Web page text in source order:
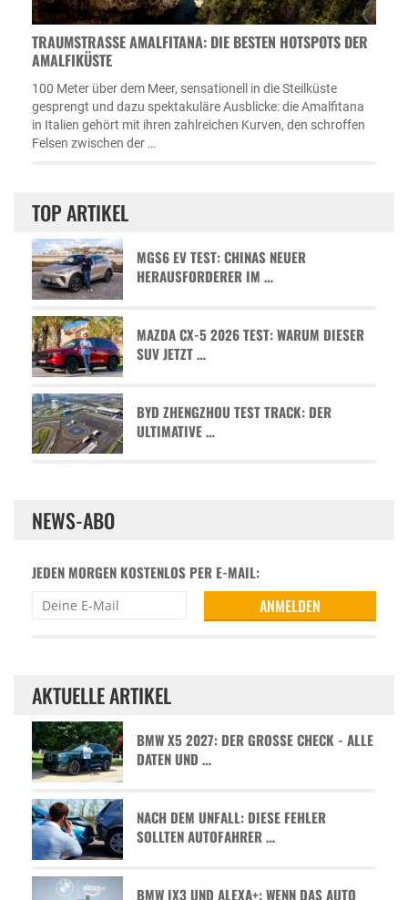
TRAUMSTRASSE AMALFITANA: DIE BESTEN HOTSPOTS DER A
MALFIKÜSTE
100 Meter über dem Meer, sensationell in die Steilküste
gesprengt und dazu spektakuläre Ausblicke: die Amalfitana
in Italien gehört mit ihren zahlreichen Kurven, den schroffen
Felsen zwischen der …
TOP ARTIKEL
MGS6 EV TEST: CHINAS NEUER
HERAUSFORDERER IM …
MAZDA CX-5 2026 TEST: WARUM DIESER
SUV JETZT …
BYD ZHENGZHOU TEST TRACK: DER
ULTIMATIVE …
NEWS-ABO
JEDEN MORGEN KOSTENLOS PER E-MAIL:
AKTUELLE ARTIKEL
BMW X5 2027: DER GROSSE CHECK - ALLE D
ATEN UND …
NACH DEM UNFALL: DIESE FEHLER
SOLLTEN AUTOFAHRER …
BMW IX3 UND ALEXA+: WENN DAS AUTO